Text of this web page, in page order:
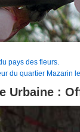
pays des fleurs.
du quartier Mazarin
Urbaine :